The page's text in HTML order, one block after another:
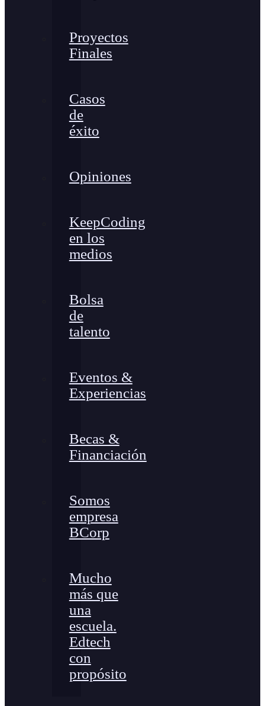
Proyectos
Finales
Casos
de
éxito
Opiniones
KeepCoding
en los
medios
Bolsa
de
talento
Eventos &
Experiencias
Becas &
Financiación
Somos
empresa
BCorp
Mucho
más que
una
escuela.
Edtech
con
propósito